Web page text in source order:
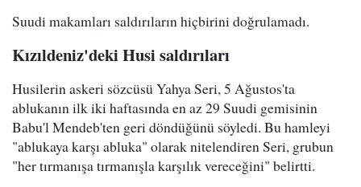
Suudi makamları saldırıların hiçbirini doğrulamadı.
Kızıldeniz'deki Husi saldırıları
Husilerin askeri sözcüsü Yahya Seri, 5 Ağustos'ta
ablukanın ilk iki haftasında en az 29 Suudi gemisinin
Babu'l Mendeb'ten geri döndüğünü söyledi. Bu hamleyi
"ablukaya karşı abluka" olarak nitelendiren Seri, grubun
"her tırmanışa tırmanışla karşılık vereceğini" belirtti.